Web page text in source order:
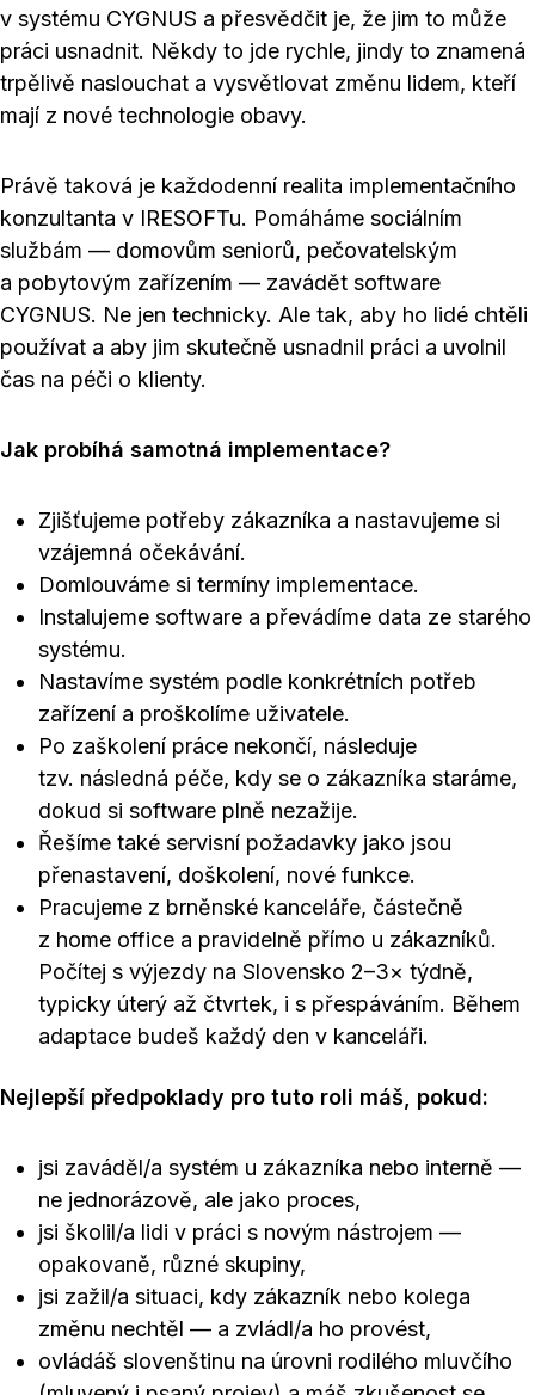
v systému CYGNUS a přesvědčit je, že jim to může
práci usnadnit. Někdy to jde rychle, jindy to znamená
trpělivě naslouchat a vysvětlovat změnu lidem, kteří
mají z nové technologie obavy.
Právě taková je každodenní realita implementačního
konzultanta v IRESOFTu. Pomáháme sociálním
službám — domovům seniorů, pečovatelským
a pobytovým zařízením — zavádět software
CYGNUS. Ne jen technicky. Ale tak, aby ho lidé chtěli
používat a aby jim skutečně usnadnil práci a uvolnil
čas na péči o klienty.
Jak probíhá samotná implementace?
Zjišťujeme potřeby zákazníka a nastavujeme si
vzájemná očekávání.
Domlouváme si termíny implementace.
Instalujeme software a převádíme data ze starého
systému.
Nastavíme systém podle konkrétních potřeb
zařízení a proškolíme uživatele.
Po zaškolení práce nekončí, následuje
tzv. následná péče, kdy se o zákazníka staráme,
dokud si software plně nezažije.
Řešíme také servisní požadavky jako jsou
přenastavení, doškolení, nové funkce.
Pracujeme z brněnské kanceláře, částečně
z home office a pravidelně přímo u zákazníků.
Počítej s výjezdy na Slovensko 2–3× týdně,
typicky úterý až čtvrtek, i s přespáváním. Během
adaptace budeš každý den v kanceláři.
Nejlepší předpoklady pro tuto roli máš, pokud:
jsi zaváděl/a systém u zákazníka nebo interně —
ne jednorázově, ale jako proces,
jsi školil/a lidi v práci s novým nástrojem —
opakovaně, různé skupiny,
jsi zažil/a situaci, kdy zákazník nebo kolega
změnu nechtěl — a zvládl/a ho provést,
ovládáš slovenštinu na úrovni rodilého mluvčího